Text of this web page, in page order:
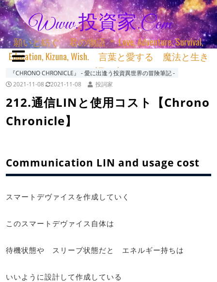
Www.投資家.com
願いと紡ぐ 君の物語 ＊ Love, Adventure, Survival,
Education, Kizuna, Wish. 言葉と愛する 魔法と生き
る 詞と生きる
『CHRONO CHRONICLE』 ‐ 愛に出逢う投資異世界の冒険筆記 ‐
2021-11-08
2021-11-08 投詞家
212.通信LINと使用コスト【Chrono
Chronicle】
Communication LIN and usage cost
スマートデヴァイスを作成していく
このスマートデヴァイス自体は
待機状態や スリーブ状態だと エネルギー持ちは
いいように設計して作成している